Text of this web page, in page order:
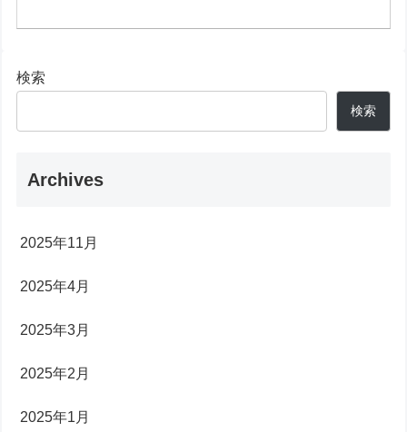
検索
検索
Archives
2025年11月
2025年4月
2025年3月
2025年2月
2025年1月